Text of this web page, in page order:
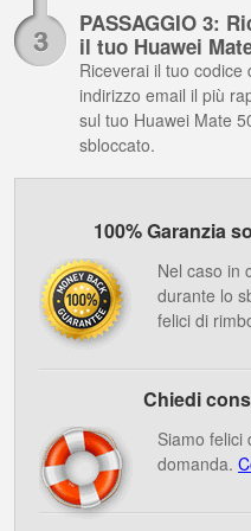
PASSAGGIO 3:
il tuo Huawei
Riceverai il tuo codice
indirizzo email il più
sul tuo Huawei Mate
sbloccato.
100% Garanzia
Nel caso in
durante lo
felici di
Chiedi
Siamo felici
domanda.